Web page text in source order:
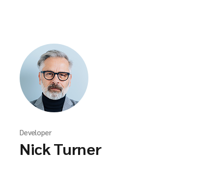
Developer
Nick Turner